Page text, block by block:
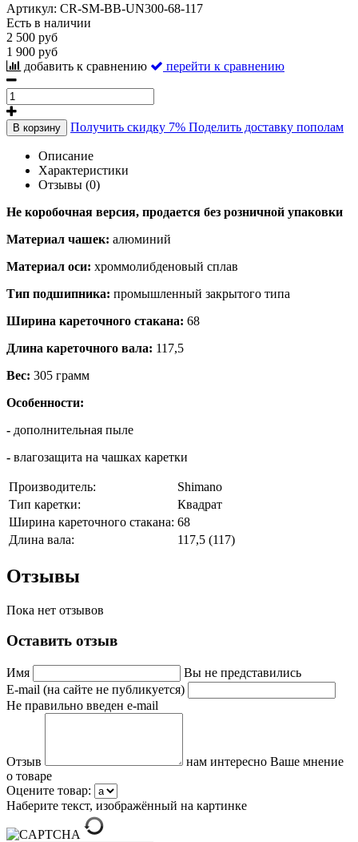
Артикул: CR-SM-BB-UN300-68-117
Есть в наличии
2 500 руб
1 900 руб
добавить к сравнению
перейти к сравнению
В корзину Получить скидку 7% Поделить доставку пополам
Описание
Характеристики
Отзывы (0)
Не коробочная версия, продается без розничной упаковки
Материал чашек: алюминий
Материал оси: хроммолибденовый сплав
Тип подшипника: промышленный закрытого типа
Ширина кареточного стакана: 68
Длина кареточного вала: 117,5
Вес: 305 грамм
Особенности:
- дополнительная пыле
- влагозащита на чашках каретки
Производитель:
Shimano
Тип каретки:
Квадрат
Ширина кареточного стакана: 68
Длина вала:
117,5 (117)
Отзывы
Пока нет отзывов
Оставить отзыв
Имя
Вы не представились
E-mail (на сайте не публикуется)
Не правильно введен e-mail
Отзыв
нам интересно Ваше мнение
о товаре
Оцените товар:
Наберите текст, изображённый на картинке